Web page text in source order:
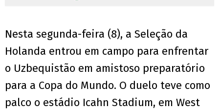
Nesta segunda-feira (8), a Seleção da
Holanda entrou em campo para enfrentar
o Uzbequistão em amistoso preparatório
para a Copa do Mundo. O duelo teve como
palco o estádio Icahn Stadium, em West